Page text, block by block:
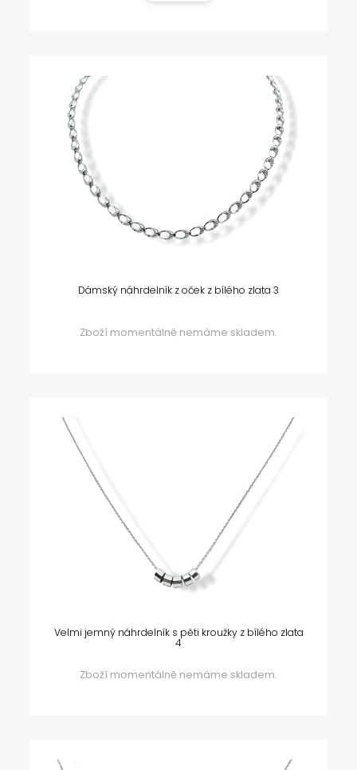
Dámský náhrdelník z oček z bílého zlata 3
Zboží momentálně nemáme skladem.
Velmi jemný náhrdelník s pěti kroužky z bílého zlata
4
Zboží momentálně nemáme skladem.